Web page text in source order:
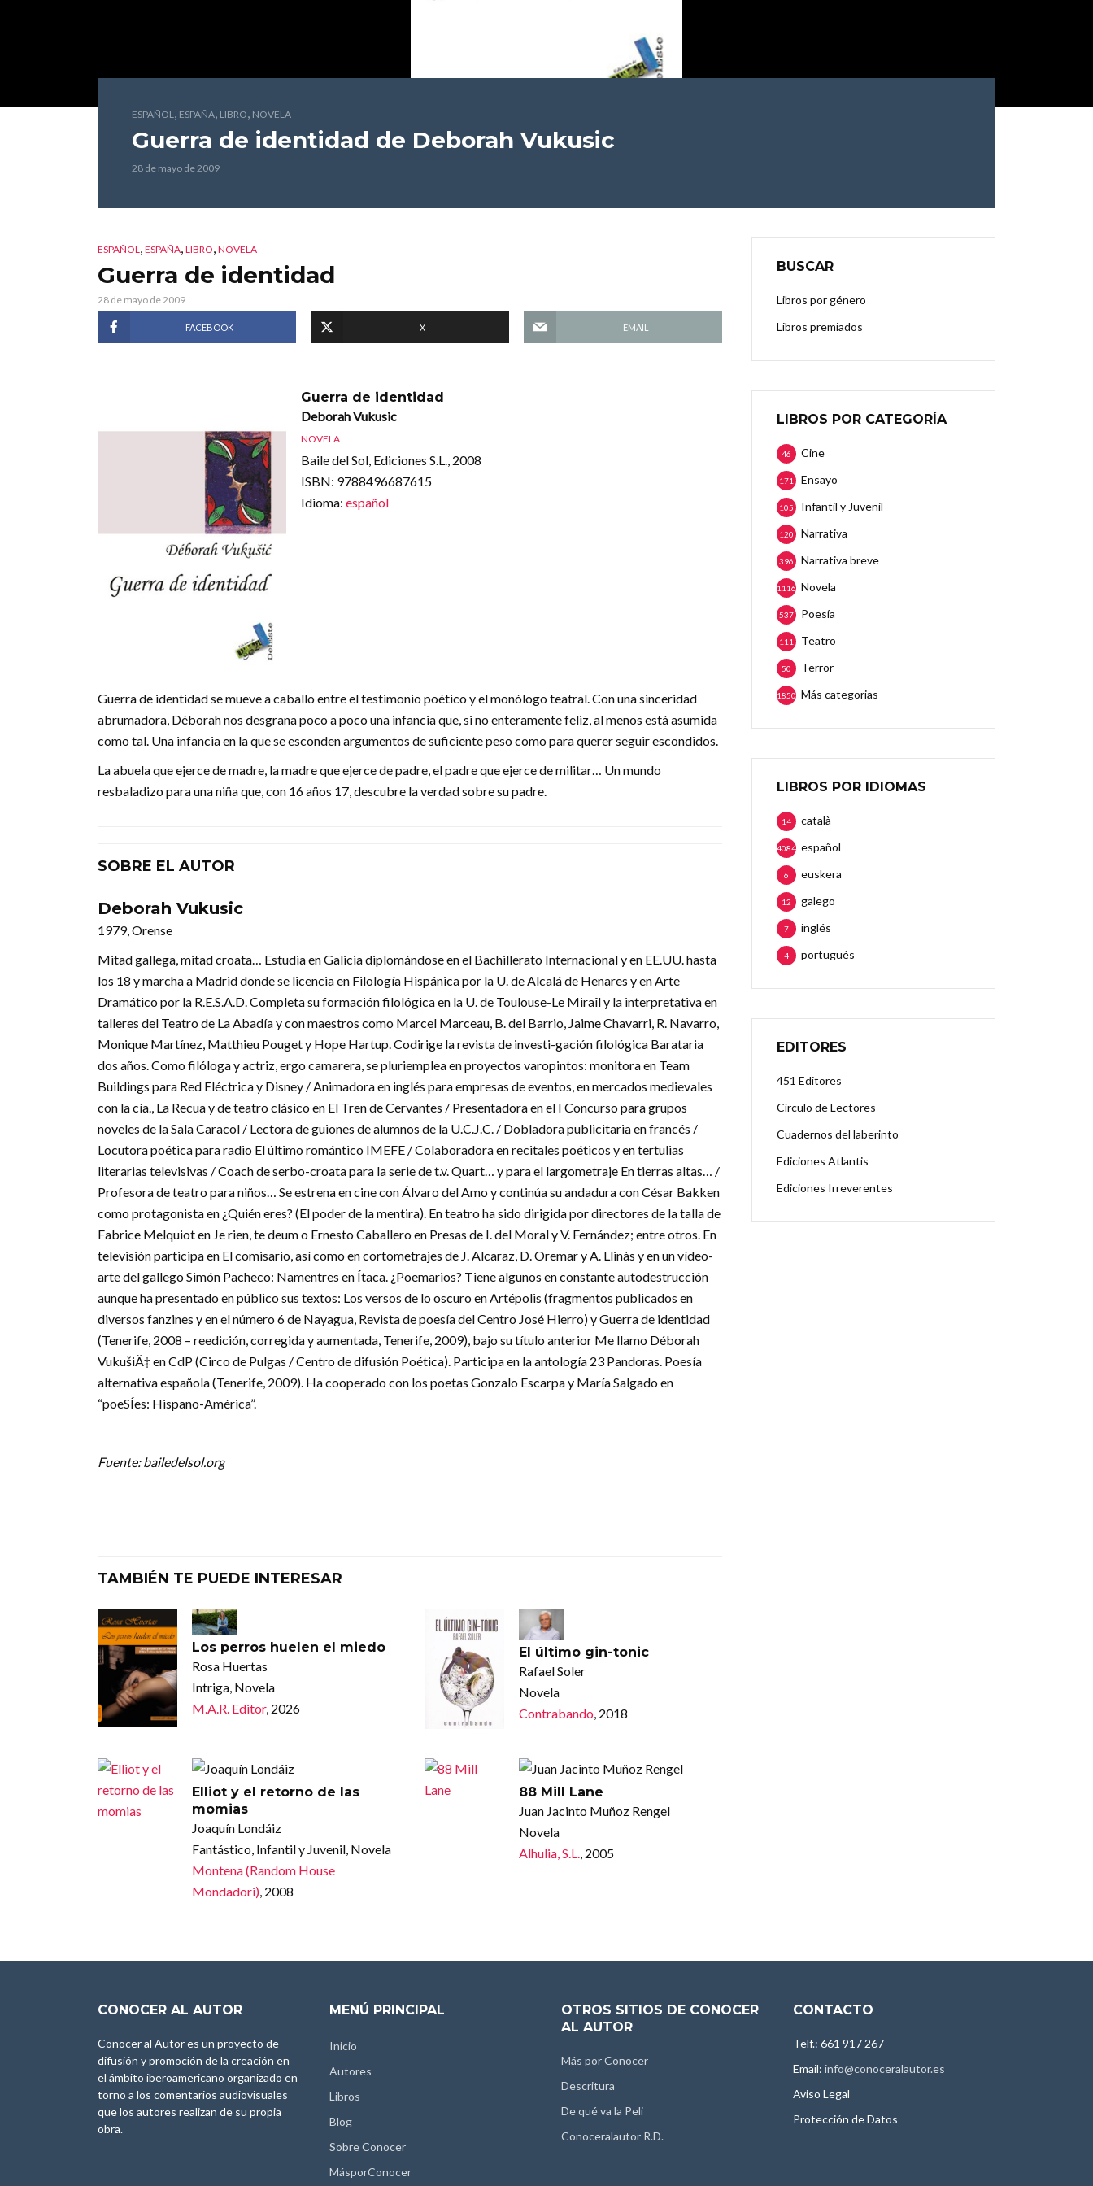
ESPAÑOL, ESPAÑA, LIBRO, NOVELA
Guerra de identidad de Deborah Vukusic
28 de mayo de 2009
ESPAÑOL, ESPAÑA, LIBRO, NOVELA
Guerra de identidad
28 de mayo de 2009
FACEBOOK X EMAIL
Guerra de identidad
Deborah Vukusic
NOVELA
Baile del Sol, Ediciones S.L., 2008
ISBN: 9788496687615
Idioma: español
Guerra de identidad se mueve a caballo entre el testimonio poético y el monólogo teatral. Con una sinceridad
abrumadora, Déborah nos desgrana poco a poco una infancia que, si no enteramente feliz, al menos está asumida
como tal. Una infancia en la que se esconden argumentos de suficiente peso como para querer seguir escondidos.
La abuela que ejerce de madre, la madre que ejerce de padre, el padre que ejerce de militar… Un mundo
resbaladizo para una niña que, con 16 años 17, descubre la verdad sobre su padre.
SOBRE EL AUTOR
Deborah Vukusic
1979, Orense
Mitad gallega, mitad croata… Estudia en Galicia diplomándose en el Bachillerato Internacional y en EE.UU. hasta
los 18 y marcha a Madrid donde se licencia en Filología Hispánica por la U. de Alcalá de Henares y en Arte
Dramático por la R.E.S.A.D. Completa su formación filológica en la U. de Toulouse-Le Miraîl y la interpretativa en
talleres del Teatro de La Abadía y con maestros como Marcel Marceau, B. del Barrio, Jaime Chavarri, R. Navarro,
Monique Martínez, Matthieu Pouget y Hope Hartup. Codirige la revista de investi-gación filológica Barataria
dos años. Como filóloga y actriz, ergo camarera, se pluriemplea en proyectos varopintos: monitora en Team
Buildings para Red Eléctrica y Disney / Animadora en inglés para empresas de eventos, en mercados medievales
con la cía., La Recua y de teatro clásico en El Tren de Cervantes / Presentadora en el I Concurso para grupos
noveles de la Sala Caracol / Lectora de guiones de alumnos de la U.C.J.C. / Dobladora publicitaria en francés /
Locutora poética para radio El último romántico IMEFE / Colaboradora en recitales poéticos y en tertulias
literarias televisivas / Coach de serbo-croata para la serie de t.v. Quart… y para el largometraje En tierras altas… /
Profesora de teatro para niños… Se estrena en cine con Álvaro del Amo y continúa su andadura con César Bakken
como protagonista en ¿Quién eres? (El poder de la mentira). En teatro ha sido dirigida por directores de la talla de
Fabrice Melquiot en Je rien, te deum o Ernesto Caballero en Presas de I. del Moral y V. Fernández; entre otros. En
televisión participa en El comisario, así como en cortometrajes de J. Alcaraz, D. Oremar y A. Llinàs y en un vídeo-
arte del gallego Simón Pacheco: Namentres en Ítaca. ¿Poemarios? Tiene algunos en constante autodestrucción
aunque ha presentado en público sus textos: Los versos de lo oscuro en Artépolis (fragmentos publicados en
diversos fanzines y en el número 6 de Nayagua, Revista de poesía del Centro José Hierro) y Guerra de identidad
(Tenerife, 2008 – reedición, corregida y aumentada, Tenerife, 2009), bajo su título anterior Me llamo Déborah
VukušiÄ‡ en CdP (Circo de Pulgas / Centro de difusión Poética). Participa en la antología 23 Pandoras. Poesía
alternativa española (Tenerife, 2009). Ha cooperado con los poetas Gonzalo Escarpa y María Salgado en
“poeSÍes: Hispano-América”.
Fuente: bailedelsol.org
TAMBIÉN TE PUEDE INTERESAR
Los perros huelen el miedo
Rosa Huertas
Intriga, Novela
M.A.R. Editor, 2026
El último gin-tonic
Rafael Soler
Novela
Contrabando, 2018
Elliot y el retorno de las
momias
Joaquín Londáiz
Fantástico, Infantil y Juvenil, Novela
Montena (Random House
Mondadori), 2008
88 Mill Lane
Juan Jacinto Muñoz Rengel
Novela
Alhulia, S.L., 2005
BUSCAR
Libros por género
Libros premiados
LIBROS POR CATEGORÍA
Cine
46
Ensayo
171
Infantil y Juvenil
105
Narrativa
120
Narrativa breve
396
Novela
1116
Poesía
537
Teatro
111
Terror
50
Más categorias
1850
LIBROS POR IDIOMAS
català
14
español
4084
euskera
6
galego
12
inglés
7
portugués
4
EDITORES
451 Editores
Círculo de Lectores
Cuadernos del laberinto
Ediciones Atlantis
Ediciones Irreverentes
CONOCER AL AUTOR
Conocer al Autor es un proyecto de
difusión y promoción de la creación en
el ámbito iberoamericano organizado en
torno a los comentarios audiovisuales
que los autores realizan de su propia
obra.
MENÚ PRINCIPAL
Inicio
Autores
Libros
Blog
Sobre Conocer
MásporConocer
OTROS SITIOS DE CONOCER
AL AUTOR
Más por Conocer
Descritura
De qué va la Peli
Conoceralautor R.D.
CONTACTO
Telf.: 661 917 267
Email: info@conoceralautor.es
Aviso Legal
Protección de Datos